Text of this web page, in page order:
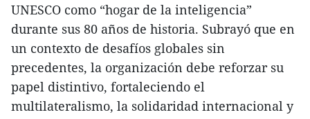
UNESCO como “hogar de la inteligencia”
durante sus 80 años de historia. Subrayó que en
un contexto de desafíos globales sin
precedentes, la organización debe reforzar su
papel distintivo, fortaleciendo el
multilateralismo, la solidaridad internacional y